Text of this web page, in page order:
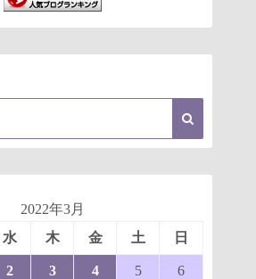
2022年3月
水 木 金 土 日
2 3 4 5 6